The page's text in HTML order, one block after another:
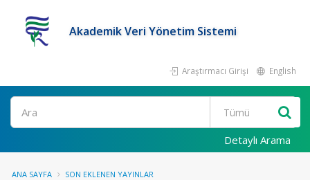
Akademik Veri Yönetim Sistemi
Araştırmacı Girişi English
Ara
Detaylı Arama
ANA SAYFA SON EKLENEN YAYINLAR